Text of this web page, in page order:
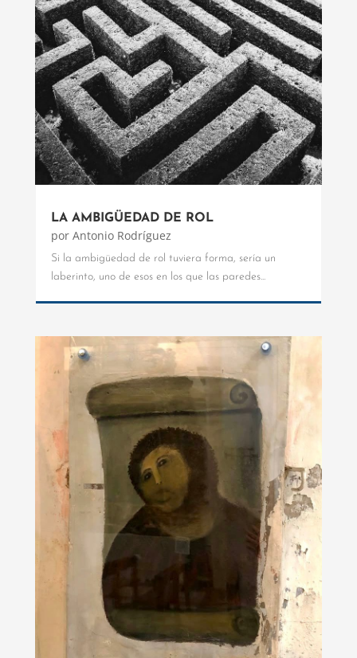
LA AMBIGÜEDAD DE ROL
por Antonio Rodríguez
Si la ambigüedad de rol tuviera forma, sería un
laberinto, uno de esos en los que las paredes...